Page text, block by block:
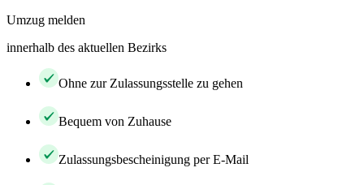
Umzug melden
innerhalb des aktuellen Bezirks
Ohne zur Zulassungsstelle zu gehen
Bequem von Zuhause
Zulassungsbescheinigung per E-Mail